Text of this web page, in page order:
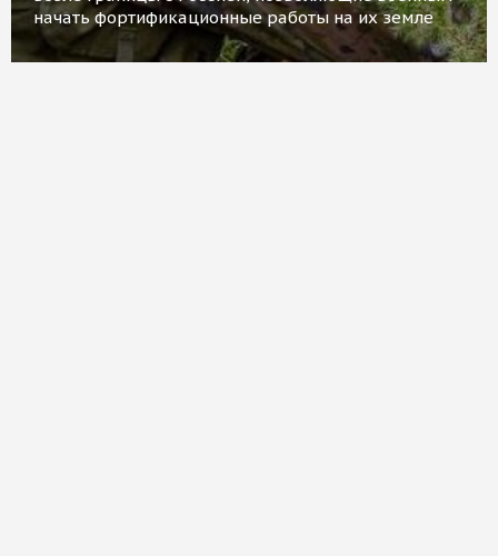
начать фортификационные работы на их земле